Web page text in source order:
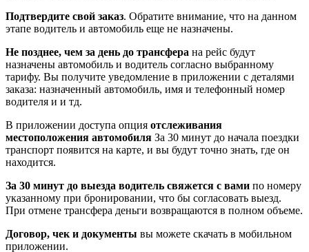
Подтвердите свой заказ. Обратите внимание, что на данном
этапе водитель и автомобиль еще не назначены.
Не позднее, чем за день до трансфера на рейс будут
назначены автомобиль и водитель согласно выбранному
тарифу. Вы получите уведомление в приложении c деталями
заказа: назначенный автомобиль, имя и телефонный номер
водителя и и тд.
В приложении доступа опция отслеживания
местоположения автомобиля За 30 минут до начала поездки
транспорт появится на карте, и вы будут точно знать, где он
находится.
За 30 минут до выезда водитель свяжется с вами по номеру
указанному при бронировании, что бы согласовать выезд.
При отмене трансфера деньги возвращаются в полном объеме.
Договор, чек и документы вы можете скачать в мобильном
приложении.